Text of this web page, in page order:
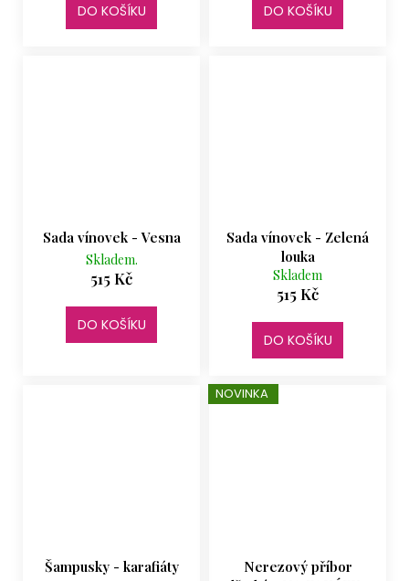
DO KOŠÍKU DO KOŠÍKU
Sada vínovek - Vesna
Skladem.
515 Kč
DO KOŠÍKU
Sada vínovek - Zelená
louka
Skladem
515 Kč
DO KOŠÍKU
Šampusky - karafiáty
NOVINKA
Nerezový příbor